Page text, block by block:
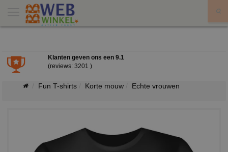
Klanten geven ons een 9.1
(reviews: 3201 )
Fun T-shirts Korte mouw Echte vrouwen